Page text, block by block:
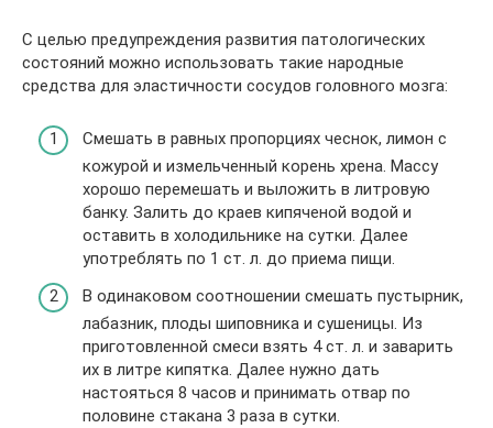
С целью предупреждения развития патологических
состояний можно использовать такие народные
средства для эластичности сосудов головного мозга:
Смешать в равных пропорциях чеснок, лимон с
кожурой и измельченный корень хрена. Массу
хорошо перемешать и выложить в литровую
банку. Залить до краев кипяченой водой и
оставить в холодильнике на сутки. Далее
употреблять по 1 ст. л. до приема пищи.
В одинаковом соотношении смешать пустырник,
лабазник, плоды шиповника и сушеницы. Из
приготовленной смеси взять 4 ст. л. и заварить
их в литре кипятка. Далее нужно дать
настояться 8 часов и принимать отвар по
половине стакана 3 раза в сутки.